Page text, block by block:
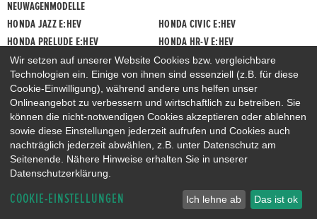
NEUWAGENMODELLE
HONDA JAZZ E:HEV
HONDA CIVIC E:HEV
HONDA PRELUDE E:HEV
HONDA HR-V E:HEV
HONDA ZR-V E:HEV
HONDA CR-V E:HEV & E:PHEV
Wir setzen auf unserer Website Cookies bzw. vergleichbare
Technologien ein. Einige von ihnen sind essenziell (z.B. für diese
Cookie-Einwilligung), während andere uns helfen unser
Onlineangebot zu verbessern und wirtschaftlich zu betreiben. Sie
können die nicht-notwendigen Cookies akzeptieren oder ablehnen
sowie diese Einstellungen jederzeit aufrufen und Cookies auch
nachträglich jederzeit abwählen, z.B. unter Datenschutz am
Seitenende. Nähere Hinweise erhalten Sie in unserer
Datenschutzerklärung.
COOKIE-EINSTELLUNGEN Ich lehne ab Das ist ok